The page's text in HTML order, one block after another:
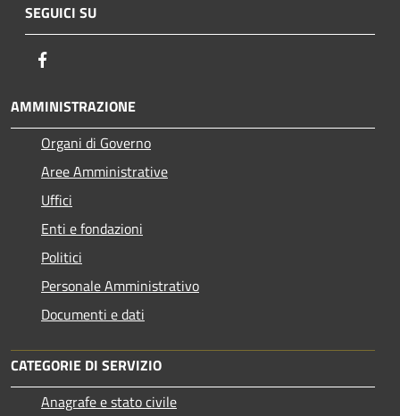
SEGUICI SU
AMMINISTRAZIONE
Organi di Governo
Aree Amministrative
Uffici
Enti e fondazioni
Politici
Personale Amministrativo
Documenti e dati
CATEGORIE DI SERVIZIO
Anagrafe e stato civile